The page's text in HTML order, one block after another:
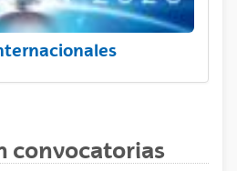
convocatorias